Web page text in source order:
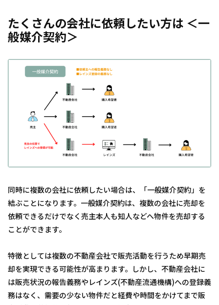
たくさんの会社に依頼したい方は ＜一
般媒介契約＞
同時に複数の会社に依頼したい場合は、「一般媒介契約」を
結ぶことになります。一般媒介契約は、複数の会社に売却を
依頼できるだけでなく売主本人も知人などへ物件を売却する
ことができます。
特徴としては複数の不動産会社で販売活動を行うため早期売
却を実現できる可能性が高まります。しかし、不動産会社に
は販売状況の報告義務やレインズ(不動産流通機構)への登録義
務はなく、需要の少ない物件だと経費や時間をかけてまで販